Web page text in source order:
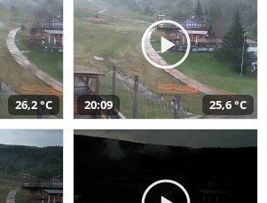
26,2 °C 20:09 25,6 °C